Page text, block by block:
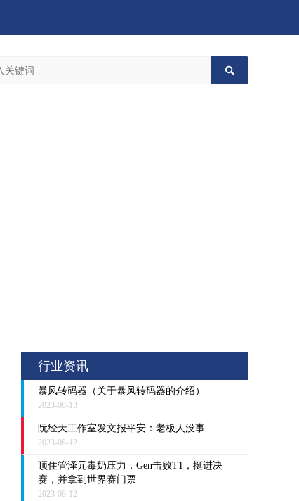
行业资讯
暴风转码器（关于暴风转码器的介绍）
2023-08-13
阮经天工作室发文报平安：老板人没事
2023-08-12
顶住管泽元毒奶压力，Gen击败T1，挺进决
赛，并拿到世界赛门票
2023-08-12